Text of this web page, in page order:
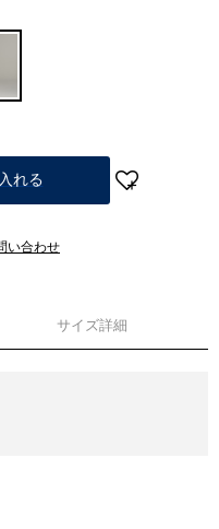
れる
い合わせ
サイズ詳細